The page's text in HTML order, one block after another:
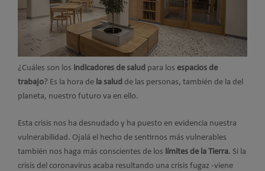
¿Cuáles son los indicadores de salud para los espacios de
trabajo? Es la hora de la salud de las personas, también de la del
planeta, nuestro futuro va en ello.
Esta crisis nos ha desnudado y ha puesto en evidencia nuestra
vulnerabilidad. Ojalá el hecho de sentirnos más vulnerables
también nos haga más conscientes de los límites de la Tierra. Si la
crisis del coronavirus acaba resultando una crisis fugaz -viene